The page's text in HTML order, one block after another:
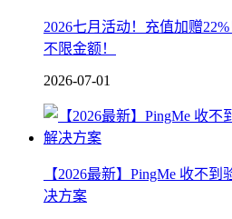
2026七月活动！充值加赠
不限金额！
2026-07-01
【2026最新】PingMe 收不
决方案